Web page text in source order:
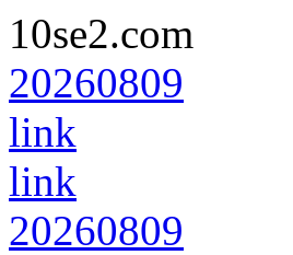
10se2.com
20260809
link
link
20260809